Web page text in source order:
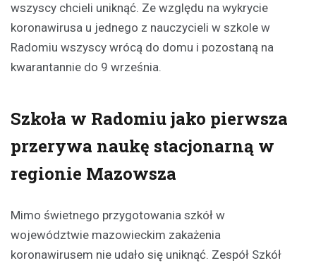
wszyscy chcieli uniknąć. Ze względu na wykrycie
koronawirusa u jednego z nauczycieli w szkole w
Radomiu wszyscy wrócą do domu i pozostaną na
kwarantannie do 9 września.
Szkoła w Radomiu jako pierwsza
przerywa naukę stacjonarną w
regionie Mazowsza
Mimo świetnego przygotowania szkół w
województwie mazowieckim zakażenia
koronawirusem nie udało się uniknąć. Zespół Szkół